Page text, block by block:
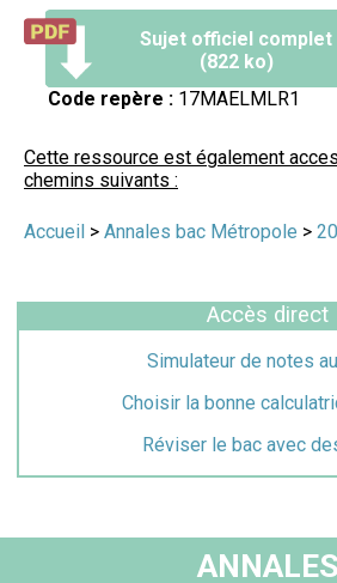
Sujet officiel complet
(822 ko)
Code repère : 17MAELMLR1
Cette ressource est également
chemins suivants :
Accueil > Annales bac Métropole >
Accès direct
Simulateur de notes
Choisir la bonne
Réviser le bac avec
ANNALES